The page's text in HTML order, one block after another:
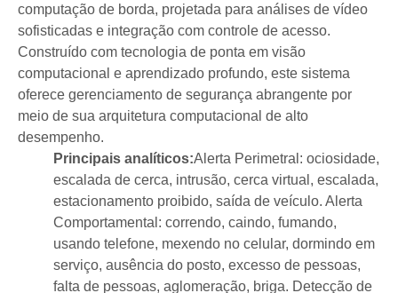
computação de borda, projetada para análises de vídeo
sofisticadas e integração com controle de acesso.
Construído com tecnologia de ponta em visão
computacional e aprendizado profundo, este sistema
oferece gerenciamento de segurança abrangente por
meio de sua arquitetura computacional de alto
desempenho.
Principais analíticos:Alerta Perimetral: ociosidade,
escalada de cerca, intrusão, cerca virtual, escalada,
estacionamento proibido, saída de veículo. Alerta
Comportamental: correndo, caindo, fumando,
usando telefone, mexendo no celular, dormindo em
serviço, ausência do posto, excesso de pessoas,
falta de pessoas, aglomeração, briga. Detecção de